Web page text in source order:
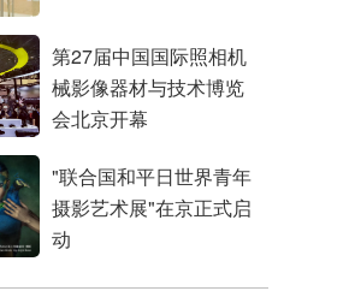
第27届中国国际照相机
械影像器材与技术博览
会北京开幕
"联合国和平日世界青年
摄影艺术展"在京正式启
动